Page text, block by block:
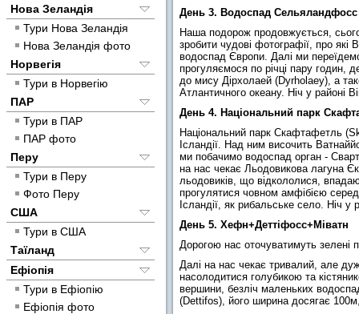
Нова Зеландія
Тури Нова Зеландія
Нова Зеландія фото
Норвегія
Тури в Норвегію
ПАР
Тури в ПАР
ПАР фото
Перу
Тури в Перу
Фото Перу
США
Тури в США
Таїланд
Ефіопія
Тури в Ефіопію
Ефіопія фото
День 3. Водоспад
Наша подорож продовжується,
зробити чудові фотографії, про які
водоспад Європи. Далі ми
прогуляємося по річці пару годин,
до мису Дірхолаей (Dyrholaey), а
Атлантичного океану. Ніч у районі
День 4. Національний парк
Національний парк Скафтафетль
Ісландії. Над ним височить
ми побачимо водоспад орган -
на нас чекає Льодовикова лагуна
льодовиків, що відкололися,
прогулятися човном амфібією
Ісландії, як рибальське село. Ніч у
День 5. Хефн+Деттіфосс+Міватн
Дорогою нас оточуватимуть зелені
Далі на нас чекає тривалий, але
насолодитися голубикою та
вершини, безліч маленьких
(Dettifos), його ширина досягає